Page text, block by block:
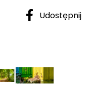
Udostępnij